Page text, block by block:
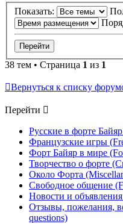
Показать:
38 тем • Страница 1 из 1
Вернуться к списку
Перейти
Русские в форте
Французские игры
Форт Байяр в мире
Творчество о форте
Около Форта
Свободное общение
Новости и
Отзывы, пожелания,
questions)